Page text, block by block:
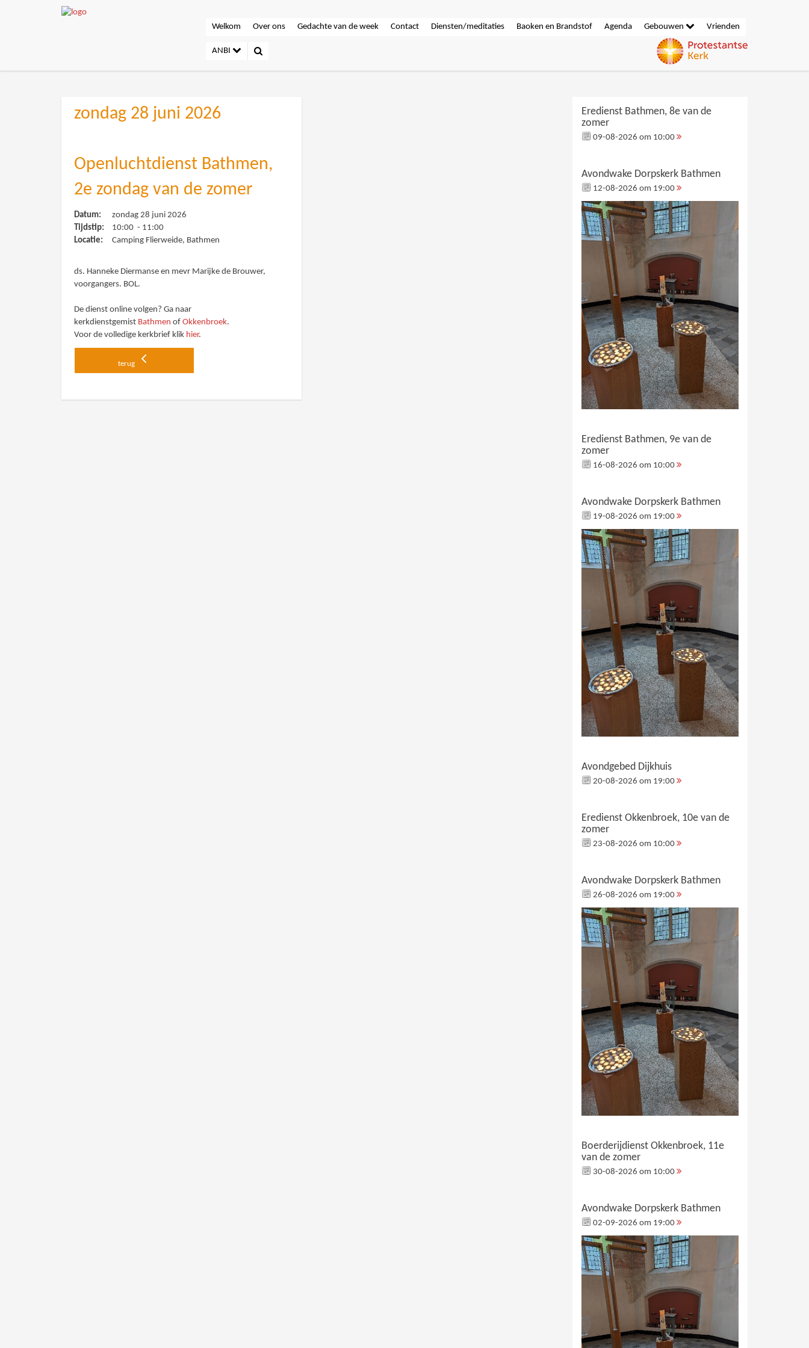
Welkom Over ons Gedachte van de week Contact Diensten/meditaties Baoken en Brandstof Agenda Gebouwen Vrienden
ANBI
zondag 28 juni 2026
Openluchtdienst Bathmen,
2e zondag van de zomer
Datum:
zondag 28 juni 2026
Tijdstip:
10:00 - 11:00
Locatie:
Camping Flierweide, Bathmen
ds. Hanneke Diermanse en mevr Marijke de Brouwer,
voorgangers. BOL.
De dienst online volgen? Ga naar
kerkdienstgemist Bathmen ofOkkenbroek.
Voor de volledige kerkbrief klik hier.
terug
Eredienst Bathmen, 8e van de
zomer
09-08-2026 om 10:00
Avondwake Dorpskerk Bathmen
12-08-2026 om 19:00
Eredienst Bathmen, 9e van de
zomer
16-08-2026 om 10:00
Avondwake Dorpskerk Bathmen
19-08-2026 om 19:00
Avondgebed Dijkhuis
20-08-2026 om 19:00
Eredienst Okkenbroek, 10e van de
zomer
23-08-2026 om 10:00
Avondwake Dorpskerk Bathmen
26-08-2026 om 19:00
Boerderijdienst Okkenbroek, 11e
van de zomer
30-08-2026 om 10:00
Avondwake Dorpskerk Bathmen
02-09-2026 om 19:00